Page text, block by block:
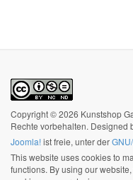
Copyright © 2026 Kunstshop
Rechte vorbehalten. Designed
Joomla!ist freie, unter der
This website uses cookies to
functions. By using our